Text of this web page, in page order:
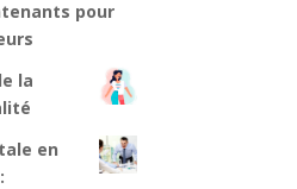
pour
la
en